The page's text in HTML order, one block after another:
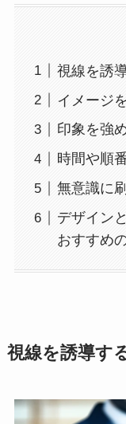
視線を誘
イメージ
印象を強
時間や順
無意識に
デザイン
おすすめ
視線を誘導す